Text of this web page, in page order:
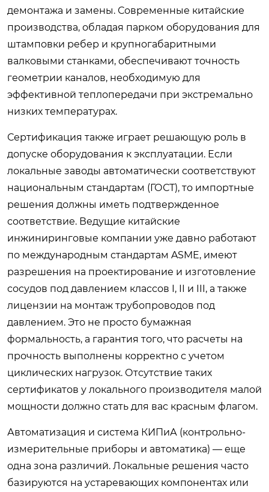
демонтажа и замены. Современные китайские
производства, обладая парком оборудования для
штамповки ребер и крупногабаритными
валковыми станками, обеспечивают точность
геометрии каналов, необходимую для
эффективной теплопередачи при экстремально
низких температурах.
Сертификация также играет решающую роль в
допуске оборудования к эксплуатации. Если
локальные заводы автоматически соответствуют
национальным стандартам (ГОСТ), то импортные
решения должны иметь подтвержденное
соответствие. Ведущие китайские
инжиниринговые компании уже давно работают
по международным стандартам ASME, имеют
разрешения на проектирование и изготовление
сосудов под давлением классов I, II и III, а также
лицензии на монтаж трубопроводов под
давлением. Это не просто бумажная
формальность, а гарантия того, что расчеты на
прочность выполнены корректно с учетом
циклических нагрузок. Отсутствие таких
сертификатов у локального производителя малой
мощности должно стать для вас красным флагом.
Автоматизация и система КИПиА (контрольно-
измерительные приборы и автоматика) — еще
одна зона различий. Локальные решения часто
базируются на устаревающих компонентах или